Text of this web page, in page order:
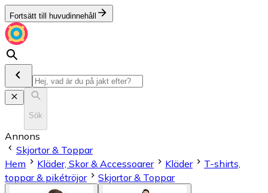
Fortsätt till huvudinnehåll
Sök
Annons
Skjortor & Toppar
Hem
Kläder, Skor & Accessoarer Kläder
T-shirts,
toppar & pikétröjor
Skjortor & Toppar